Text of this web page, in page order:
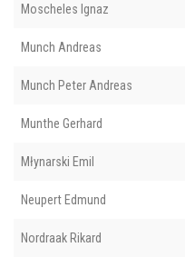
Moscheles Ignaz
Munch Andreas
Munch Peter Andreas
Munthe Gerhard
Młynarski Emil
Neupert Edmund
Nordraak Rikard